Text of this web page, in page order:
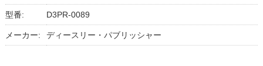
型番: D3PR-0089
メーカー: ディースリー・パブリッシャー